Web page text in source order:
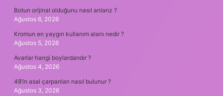
Botun orijinal olduğunu nasıl anlarız ?
Ağustos 6, 2026
Kromun en yaygın kullanım alanı nedir ?
Ağustos 5, 2026
Avarlar hangi boylardandır ?
Ağustos 4, 2026
48’in asal çarpanları nasıl bulunur ?
Ağustos 3, 2026